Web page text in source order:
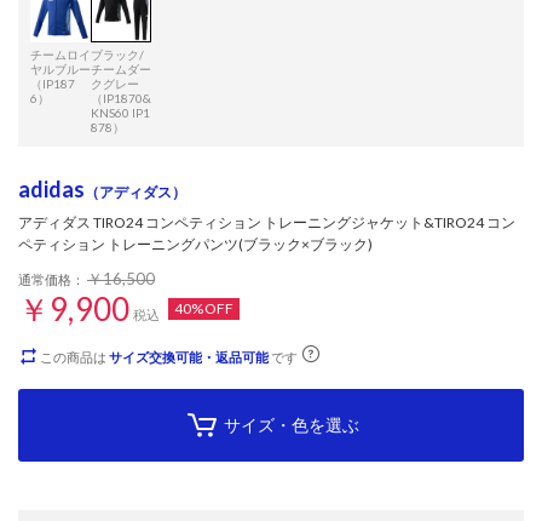
チームロイ
ヤルブルー
（IP187
6）
ブラック/
チームダー
クグレー
（IP1870&
KNS60 IP1
878）
adidas （アディダス）
アディダス TIRO24 コンペティション トレーニングジャケット&TIRO24 コン
ペティション トレーニングパンツ(ブラック×ブラック)
通常価格： ￥16,500
￥9,900 税込 40%OFF
この商品は サイズ交換可能・返品可能です
サイズ・色を選ぶ